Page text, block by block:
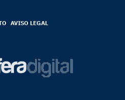
AVISO LEGAL